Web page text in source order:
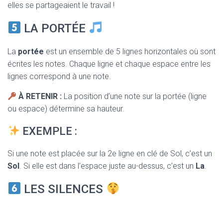
elles se partageaient le travail !
LA PORTÉE
La portée est un ensemble de 5 lignes horizontales où sont
écrites les notes. Chaque ligne et chaque espace entre les
lignes correspond à une note.
À RETENIR : La position d’une note sur la portée (ligne
ou espace) détermine sa hauteur.
EXEMPLE :
Si une note est placée sur la 2e ligne en clé de Sol, c’est un
Sol. Si elle est dans l’espace juste au-dessus, c’est un La.
LES SILENCES